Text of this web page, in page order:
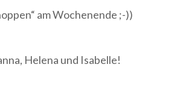
am Wochenende ;-))
Helena und Isabelle!